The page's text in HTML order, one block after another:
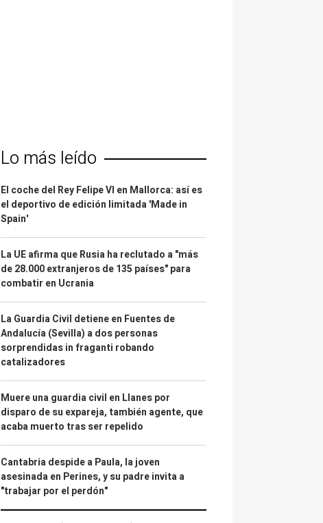
Lo más leído
El coche del Rey Felipe VI en Mallorca: así es
el deportivo de edición limitada 'Made in
Spain'
La UE afirma que Rusia ha reclutado a "más
de 28.000 extranjeros de 135 países" para
combatir en Ucrania
La Guardia Civil detiene en Fuentes de
Andalucía (Sevilla) a dos personas
sorprendidas in fraganti robando
catalizadores
Muere una guardia civil en Llanes por
disparo de su expareja, también agente, que
acaba muerto tras ser repelido
Cantabria despide a Paula, la joven
asesinada en Perines, y su padre invita a
"trabajar por el perdón"